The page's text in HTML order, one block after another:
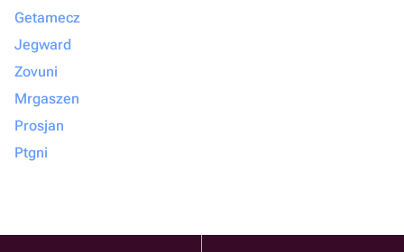
Getamecz
Jegward
Zovuni
Mrgaszen
Prosjan
Ptgni